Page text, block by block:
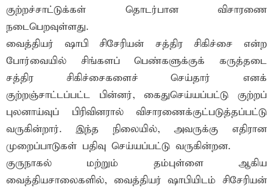
குற்றச்சாட்டுக்கள் தொடர்பான விசாரணை
நடைபெறவுள்ளது.
வைத்தியர் ஷாபி சிசேரியன் சத்திர சிகிச்சை என்ற
போர்வையில் சிங்களப் பெண்களுக்குக் கருத்தடை
சத்திர சிகிச்சைகளைச் செய்தார் எனக்
குற்றஞ்சாட்டப்பட்ட பின்னர், கைதுசெய்யப்பட்டு குற்றப்
புலனாய்வுப் பிரிவினரால் விசாரணைக்குட்படுத்தப்பட்டு
வருகின்றார். இந்த நிலையில், அவருக்கு எதிரான
முறைப்பாடுகள் பதிவு செய்யப்பட்டு வருகின்றன.
குருநாகல் மற்றும் தம்புள்ளை ஆகிய
வைத்தியசாலைகளில், வைத்தியர் ஷாபியிடம் சிசேரியன்